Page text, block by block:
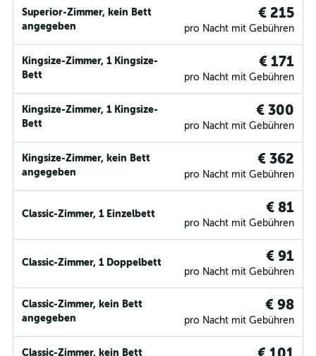
Superior-Zimmer, kein Bett
angegeben
€ 215
pro Nacht mit Gebühren
Kingsize-Zimmer, 1 Kingsize-
Bett
€ 171
pro Nacht mit Gebühren
Kingsize-Zimmer, 1 Kingsize-
Bett
€ 300
pro Nacht mit Gebühren
Kingsize-Zimmer, kein Bett
angegeben
€ 362
pro Nacht mit Gebühren
Classic-Zimmer, 1 Einzelbett € 81
pro Nacht mit Gebühren
Classic-Zimmer, 1 Doppelbett € 91
pro Nacht mit Gebühren
Classic-Zimmer, kein Bett
angegeben
€ 98
pro Nacht mit Gebühren
Classic-Zimmer, kein Bett